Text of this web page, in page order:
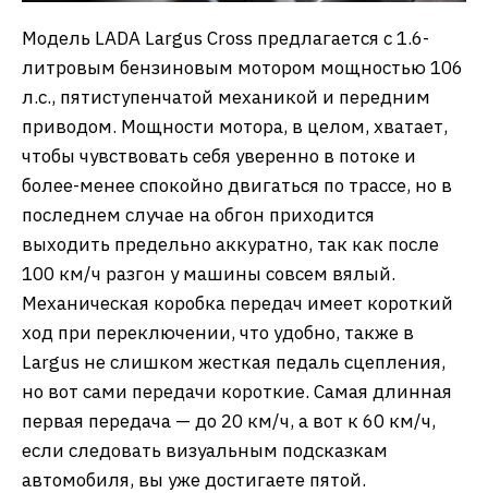
Модель LADA Largus Cross предлагается с 1.6-
литровым бензиновым мотором мощностью 106
л.с., пятиступенчатой механикой и передним
приводом. Мощности мотора, в целом, хватает,
чтобы чувствовать себя уверенно в потоке и
более-менее спокойно двигаться по трассе, но в
последнем случае на обгон приходится
выходить предельно аккуратно, так как после
100 км/ч разгон у машины совсем вялый.
Механическая коробка передач имеет короткий
ход при переключении, что удобно, также в
Largus не слишком жесткая педаль сцепления,
но вот сами передачи короткие. Самая длинная
первая передача — до 20 км/ч, а вот к 60 км/ч,
если следовать визуальным подсказкам
автомобиля, вы уже достигаете пятой.